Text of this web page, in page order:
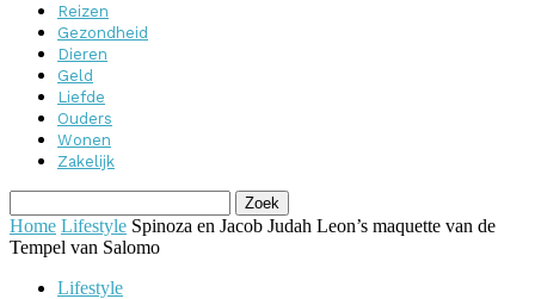
Reizen
Gezondheid
Dieren
Geld
Liefde
Ouders
Wonen
Zakelijk
Home Lifestyle Spinoza en Jacob Judah Leon’s maquette van de
Tempel van Salomo
Lifestyle